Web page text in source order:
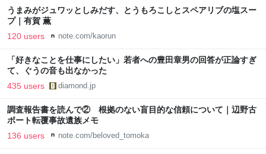
うまみがジュワッとしみだす、とうもろこしとスペアリブの塩スー
プ｜有賀 薫
120 users note.com/kaorun
「好きなことを仕事にしたい」若者への豊田章男の回答が正論すぎ
て、ぐうの音も出なかった
435 users diamond.jp
調査報告書を読んで② 根拠のない盲目的な信頼について｜辺野古
ボート転覆事故遺族メモ
136 users note.com/beloved_tomoka